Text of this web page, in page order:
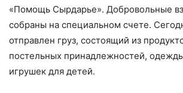
«Помощь Сырдарье». Добровольные
собраны на специальном счете.
отправлен груз, состоящий из
постельных принадлежностей,
игрушек для детей.